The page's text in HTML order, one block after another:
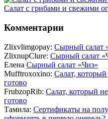
Салат с грибами и свежими
Комментарии
Zlixvlimgopay: Сырный салат
ZlixnupClure: Сырный салат
Елена Сырный салат «Чиз»
Mufftroxoxino: Салат, который
готово
FrubzopRib: Салат, который
готово
Тамила: Сертификаты на